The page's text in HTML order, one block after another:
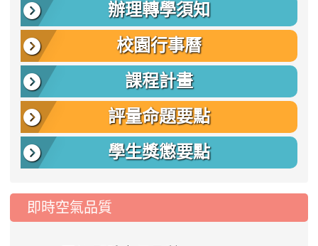
辦理轉學須知
校園行事曆
課程計畫
評量命題要點
學生獎懲要點
即時空氣品質